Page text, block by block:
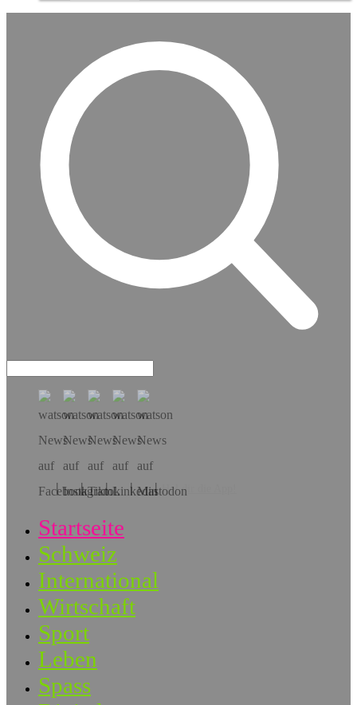
Hol dir die App!
Startseite
Schweiz
International
Wirtschaft
Sport
Leben
Spass